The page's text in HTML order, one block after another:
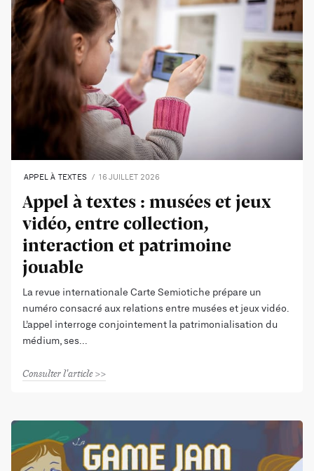
APPEL À TEXTES 16 JUILLET 2026
Appel à textes : musées et jeux
vidéo, entre collection,
interaction et patrimoine
jouable
La revue internationale Carte Semiotiche prépare un
numéro consacré aux relations entre musées et jeux vidéo.
L’appel interroge conjointement la patrimonialisation du
médium, ses
Consulter l'article